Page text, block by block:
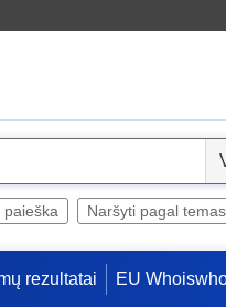
paieška Naršyti pagal temas
rezultatai EU